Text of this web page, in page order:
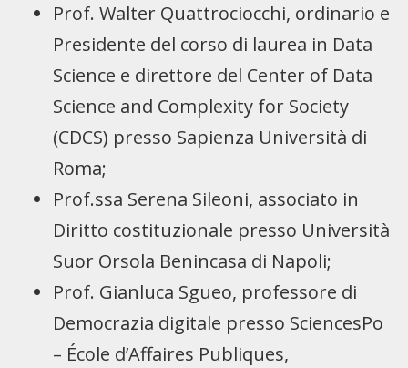
Prof. Walter Quattrociocchi, ordinario e
Presidente del corso di laurea in Data
Science e direttore del Center of Data
Science and Complexity for Society
(CDCS) presso Sapienza Università di
Roma;
Prof.ssa Serena Sileoni, associato in
Diritto costituzionale presso Università
Suor Orsola Benincasa di Napoli;
Prof. Gianluca Sgueo, professore di
Democrazia digitale presso SciencesPo
– École d’Affaires Publiques,